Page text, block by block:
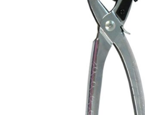
BLOG
SUSTENTABILIDADE
ATENDIMENTO